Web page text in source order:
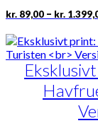
kr. 89,00 – kr.